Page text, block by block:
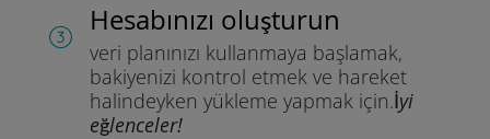
Hesabınızı oluşturun
veri planınızı kullanmaya başlamak,
bakiyenizi kontrol etmek ve hareket
halindeyken yükleme yapmak için.İyi
eğlenceler!